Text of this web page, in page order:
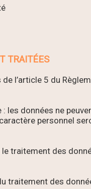
TRAITÉES
l’article 5 du
les données ne
personnel
traitement des
traitement des